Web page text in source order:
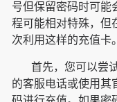
号但保留密码时可能
程可能相对特殊，但
次利用这样的充值卡。
首先，您可以尝
的客服电话或使用其